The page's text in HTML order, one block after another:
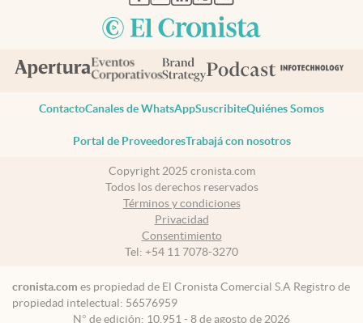
ContactoCanales de WhatsAppSuscribiteQuiénes Somos
Portal de ProveedoresTrabajá con nosotros
Copyright 2025 cronista.com
Todos los derechos reservados
Términos y condiciones
Privacidad
Consentimiento
Tel: +54 11 7078-3270
cronista.com es propiedad de El Cronista Comercial S.A Registro de
propiedad intelectual: 56576959
N° de edición: 10.951 - 8 de agosto de 2026